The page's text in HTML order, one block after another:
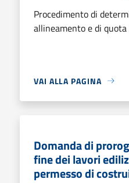
Procedimento di
allineamento e di quota
VAI ALLA PAGINA
Domanda di
fine dei lavori
permesso di